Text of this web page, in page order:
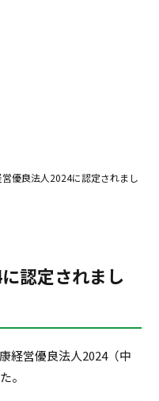
営優良法人2024に認定されまし
認定されまし
経営優良法人2024（中
。